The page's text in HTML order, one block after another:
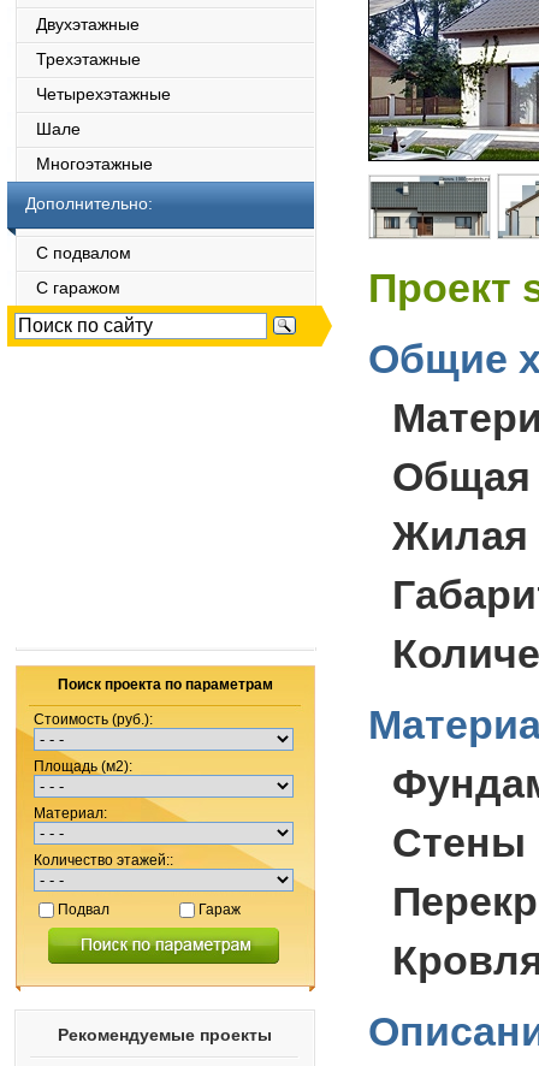
Двухэтажные
Трехэтажные
Четырехэтажные
Шале
Многоэтажные
Дополнительно:
С подвалом
С гаражом
Поиск проекта по параметрам
Стоимость (руб.):
Площадь (м2):
Материал:
Количество этажей::
Подвал Гараж
Рекомендуемые проекты
Проект
Общие
Общая
Жилая
Стены